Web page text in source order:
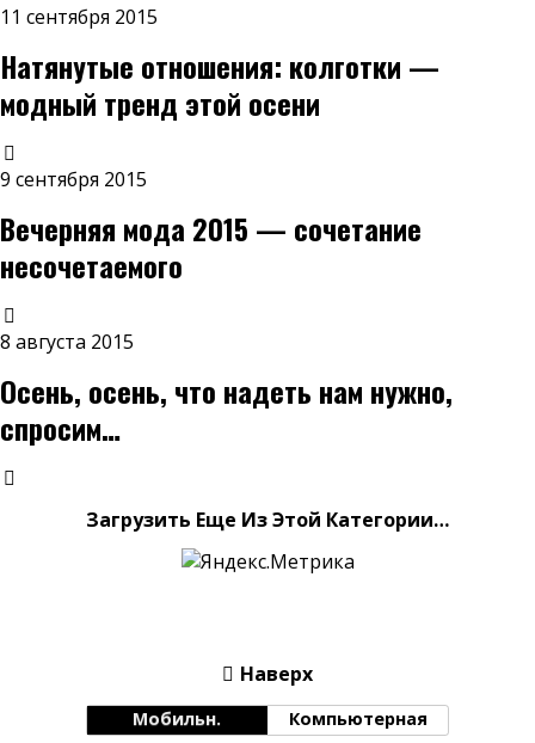
11 сентября 2015
Натянутые отношения: колготки —
модный тренд этой осени
9 сентября 2015
Вечерняя мода 2015 — сочетание
несочетаемого
8 августа 2015
Осень, осень, что надеть нам нужно,
спросим…
Загрузить Еще Из Этой Категории…
Наверх
Мобильн. Компьютерная